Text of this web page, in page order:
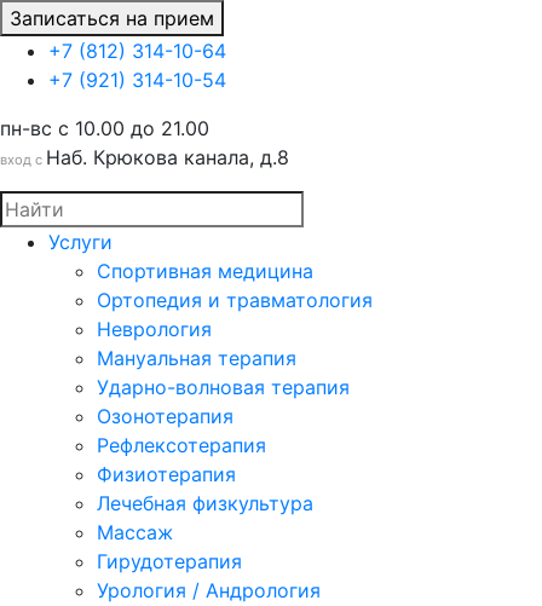
Записаться на прием
+7 (812) 314-10-64
+7 (921) 314-10-54
пн-вс c 10.00 до 21.00
вход с Наб. Крюкова канала, д.8
Услуги
Спортивная медицина
Ортопедия и травматология
Неврология
Мануальная терапия
Ударно-волновая терапия
Озонотерапия
Рефлексотерапия
Физиотерапия
Лечебная физкультура
Массаж
Гирудотерапия
Урология / Андрология